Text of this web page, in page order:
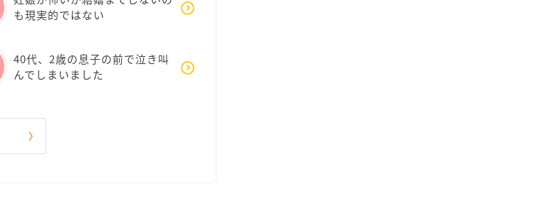
も現実的ではない
40代、2歳の息子の前で泣き叫
んでしまいました